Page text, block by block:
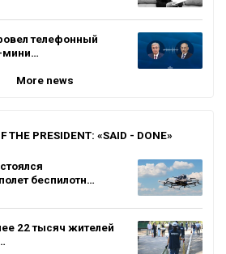
телефонный
мини…
More news
THE PRESIDENT: «SAID - DONE»
беспилотн…
22 тысяч жителей